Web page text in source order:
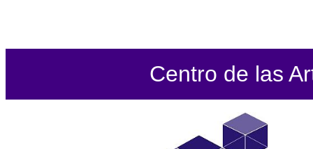
Centro de las